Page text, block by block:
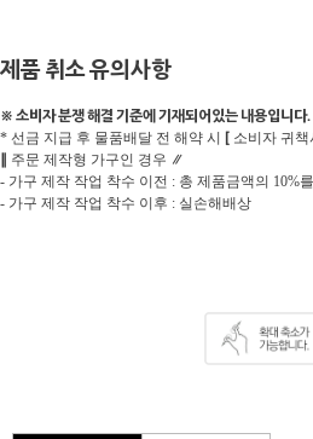
제품 취소 유의사항
※ 소비자 분쟁 해결 기준에 기재되어있는 내용입니다.
* 선금 지급 후 물품배달 전 해약 시 [ 소비자 귀
주문 제작형 가구인 경우 ∥
- 가구 제작 작업 착수 이전 : 총 제품금액의 10%
- 가구 제작 작업 착수 이후 : 실손해배상